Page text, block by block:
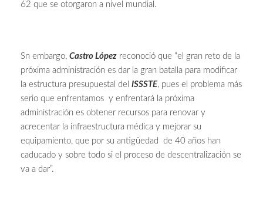
62 que se otorgaron a nivel mundial.
Sn embargo, Castro López reconoció que “el gran reto de la
próxima administración es dar la gran batalla para modificar
la estructura presupuestal del ISSSTE, pues el problema más
serio que enfrentamos y enfrentará la próxima
administración es obtener recursos para renovar y
acrecentar la infraestructura médica y mejorar su
equipamiento, que por su antigüedad de 40 años han
caducado y sobre todo si el proceso de descentralización se
va a dar”.